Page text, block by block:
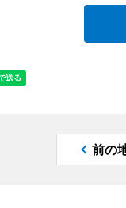
前の